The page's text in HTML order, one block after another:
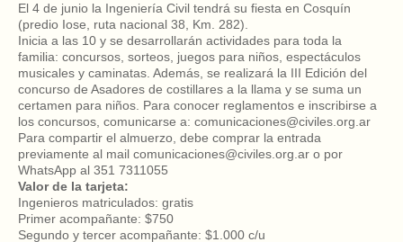
El 4 de junio la Ingeniería Civil tendrá su fiesta en Cosquín
(predio Iose, ruta nacional 38, Km. 282).
Inicia a las 10 y se desarrollarán actividades para toda la
familia: concursos, sorteos, juegos para niños, espectáculos
musicales y caminatas. Además, se realizará la III Edición del
concurso de Asadores de costillares a la llama y se suma un
certamen para niños. Para conocer reglamentos e inscribirse a
los concursos, comunicarse a: comunicaciones@civiles.org.ar
Para compartir el almuerzo, debe comprar la entrada
previamente al mail comunicaciones@civiles.org.ar o por
WhatsApp al 351 7311055
Valor de la tarjeta:
Ingenieros matriculados: gratis
Primer acompañante: $750
Segundo y tercer acompañante: $1.000 c/u